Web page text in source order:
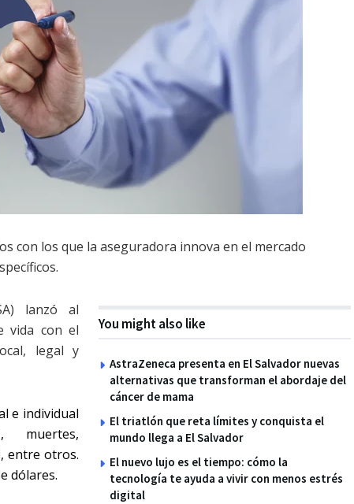
con los que la aseguradora innova en el mercado
You might also like
AstraZeneca presenta en El Salvador nuevas
alternativas que transforman el abordaje del
cáncer de mama
El triatlón que reta límites y conquista el
mundo llega a El Salvador
El nuevo lujo es el tiempo: cómo la
tecnología te ayuda a vivir con menos estrés
digital
lanzó al
vida con el
legal y
e individual
muertes,
entre otros.
dólares.